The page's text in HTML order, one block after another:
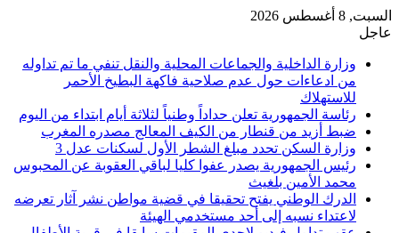
السبت, 8 أغسطس 2026
عاجل
وزارة الداخلية والجماعات المحلية والنقل تنفي ما تم تداوله
من ادعاءات حول عدم صلاحية فاكهة البطيخ الأحمر
للاستهلاك
رئاسة الجمهورية تعلن حداداً وطنياً لثلاثة أيام ابتداء من اليوم
ضبط أزيد من قنطار من الكيف المعالج مصدره المغرب
وزارة السكن تحدد مبلغ الشطر الأول لسكنات عدل 3
رئيس الجمهورية يصدر عفوا كليا لباقي العقوبة عن المحبوس
محمد الأمين بلغيث
الدرك الوطني يفتح تحقيقا في قضية مواطن نشر آثار تعرضه
لاعتداء نسبه إلى أحد مستخدمي الهيئة